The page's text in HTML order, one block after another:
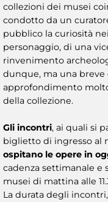
collezioni dei musei
condotto da un
pubblico la curiosità
personaggio, di una
rinvenimento
dunque, ma una breve
approfondimento
della collezione.
Gli incontri, ai quali si
biglietto di ingresso al
ospitano le opere in
cadenza settimanale e
musei di mattina alle
La durata degli